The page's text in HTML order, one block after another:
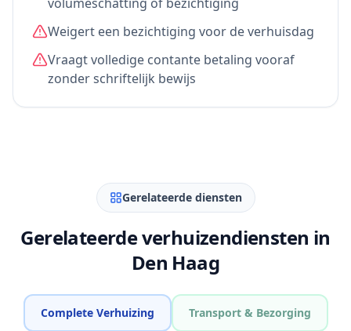
Weigert een bezichtiging voor de verhuisdag
Vraagt volledige contante betaling vooraf
zonder schriftelijk bewijs
Gerelateerde diensten
Gerelateerde verhuizendiensten in
Den Haag
Complete Verhuizing Transport & Bezorging